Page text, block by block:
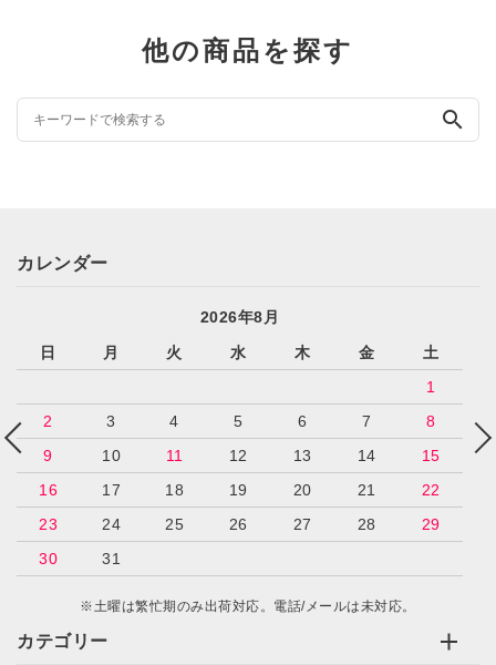
他の商品を探す
search
カテゴリー
カレンダー
2026年8月
日
月 火 水 木 金
土
1
2
3 4 5 6 7
8
9
10 11 12 13 14
15
16
17 18 19 20 21
22
23
24 25 26 27 28
29
30
31
※土曜は繁忙期のみ出荷対応。電話/メールは未対応。